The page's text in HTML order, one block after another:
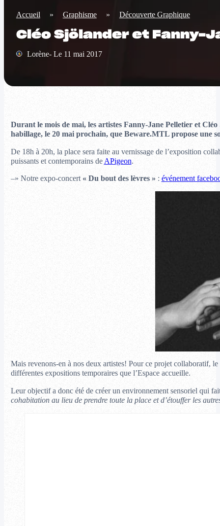
Accueil » Graphisme » Découverte Graphique
Cléo Sjölander et Fanny-
Lorène- Le 11 mai 2017
Durant le mois de mai, les artistes Fanny-Jane Pelletier et
habillage, le 20 mai prochain, que Beware.MTL propose une
De 18h à 20h, la place sera faite au vernissage de l’exposition
puissants et contemporains deAPigeon.
–» Notre expo-concert « Du bout des lèvres » : événement
Mais revenons-en à nos deux artistes! Pour ce projet collaboratif,
différentes expositions temporaires que l’Espace accueille.
Leur objectif a donc été de créer un environnement sensoriel qui
cohabitation au lieu de prendre toute la place et d’étouffer les